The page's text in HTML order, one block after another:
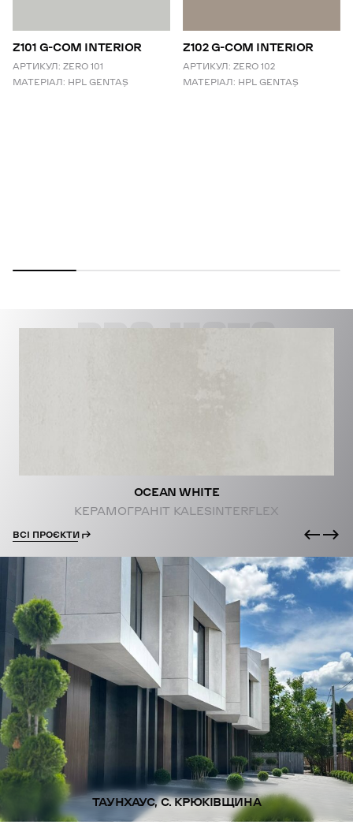
Z101 G-COM INTERIOR
АРТИКУЛ: ZERO 101
МАТЕРІАЛ: HPL GENTAŞ
Z102 G-COM INTERIOR
АРТИКУЛ: ZERO 102
МАТЕРІАЛ: HPL GENTAŞ
PROJECTS
OCEAN WHITE
КЕРАМОГРАНІТ KALESINTERFLEX
ВСІ ПРОЄКТИ
ТАУНХАУС, С. КРЮКІВЩИНА